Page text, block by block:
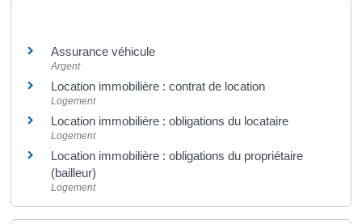
Assurance véhicule
Argent
Location immobilière : contrat de location
Logement
Location immobilière : obligations du locataire
Logement
Location immobilière : obligations du propriétaire
(bailleur)
Logement